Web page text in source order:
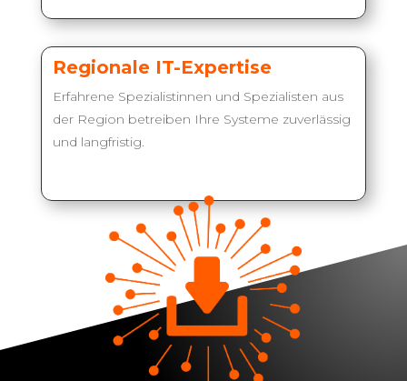
Regionale IT-Expertise
Erfahrene Spezialistinnen und Spezialisten aus
der Region betreiben Ihre Systeme zuverlässig
und langfristig.